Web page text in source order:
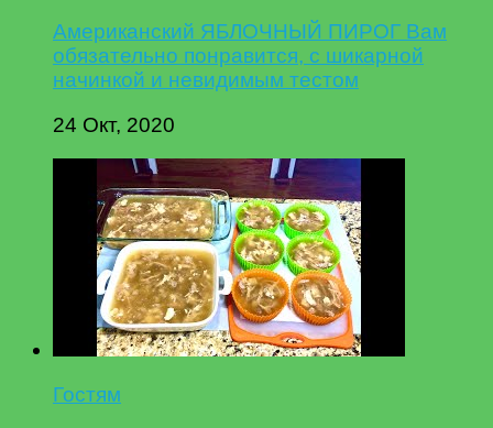
Американский ЯБЛОЧНЫЙ ПИРОГ Вам
обязательно понравится, с шикарной
начинкой и невидимым тестом
24 Окт, 2020
Гостям